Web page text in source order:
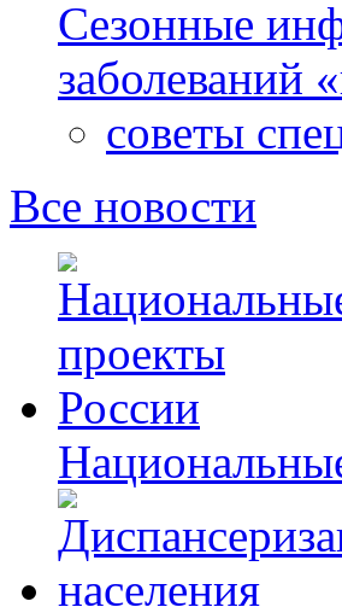
Сезонные
заболеваний
советы
Все новости